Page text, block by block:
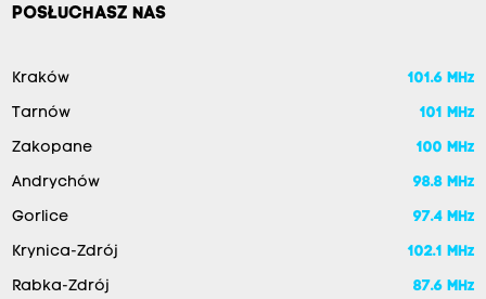
POSŁUCHASZ NAS
Kraków 101.6 MHz
Tarnów 101 MHz
Zakopane 100 MHz
Andrychów 98.8 MHz
Gorlice 97.4 MHz
Krynica-Zdrój 102.1 MHz
Rabka-Zdrój 87.6 MHz